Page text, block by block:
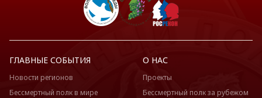
ГЛАВНЫЕ СОБЫТИЯ
Новости регионов
Бессмертный полк в мире
О НАС
Проекты
Бессмертный полк за рубежом